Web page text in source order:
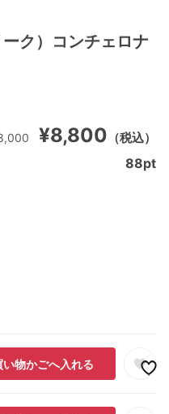
ク）コンチェロナ
¥8,800 （税込）
い物かごへ入れる
88pt